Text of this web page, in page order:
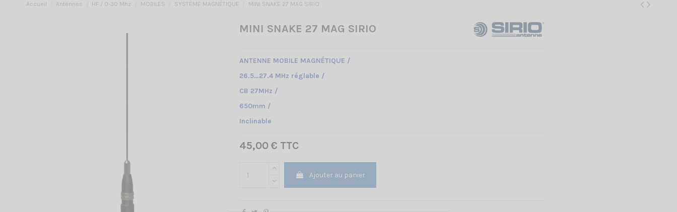
Accueil Antennes HF / 0-30 Mhz MOBILES SYSTÈME MAGNÉTIQUE MINI SNAKE 27 MAG SIRIO
MINI SNAKE 27 MAG SIRIO
ANTENNE MOBILE MAGNÉTIQUE /
26.5…27.4 MHz réglable /
CB 27MHz /
650mm /
Inclinable
45,00 € TTC
Ajouter au panier